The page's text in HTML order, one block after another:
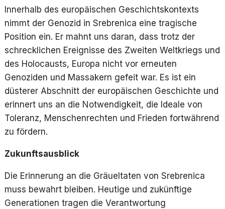
Innerhalb des europäischen Geschichtskontexts
nimmt der Genozid in Srebrenica eine tragische
Position ein. Er mahnt uns daran, dass trotz der
schrecklichen Ereignisse des Zweiten Weltkriegs und
des Holocausts, Europa nicht vor erneuten
Genoziden und Massakern gefeit war. Es ist ein
düsterer Abschnitt der europäischen Geschichte und
erinnert uns an die Notwendigkeit, die Ideale von
Toleranz, Menschenrechten und Frieden fortwährend
zu fördern.
Zukunftsausblick
Die Erinnerung an die Gräueltaten von Srebrenica
muss bewahrt bleiben. Heutige und zukünftige
Generationen tragen die Verantwortung